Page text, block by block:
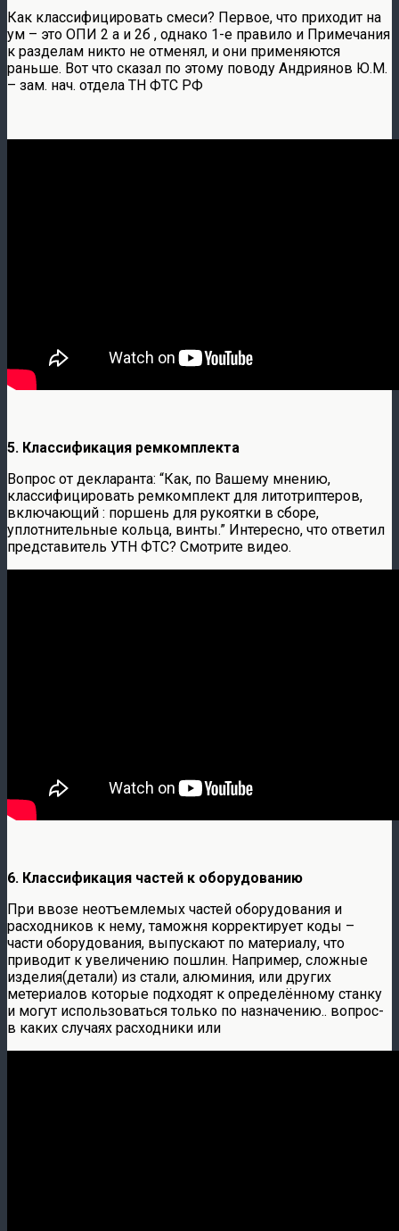
Как классифицировать смеси? Первое, что приходит на
ум – это ОПИ 2 а и 2б , однако 1-е правило и Примечания
к разделам никто не отменял, и они применяются
раньше. Вот что сказал по этому поводу Андриянов Ю.М.
– зам. нач. отдела ТН ФТС РФ
5. Классификация ремкомплекта
Вопрос от декларанта: “Как, по Вашему мнению,
классифицировать ремкомплект для литотриптеров,
включающий : поршень для рукоятки в сборе,
уплотнительные кольца, винты.” Интересно, что ответил
представитель УТН ФТС? Смотрите видео.
6. Классификация частей к оборудованию
При ввозе неотъемлемых частей оборудования и
расходников к нему, таможня корректирует коды –
части оборудования, выпускают по материалу, что
приводит к увеличению пошлин. Например, сложные
изделия(детали) из стали, алюминия, или других
метериалов которые подходят к определённому станку
и могут использоваться только по назначению.. вопрос-
в каких случаях расходники или